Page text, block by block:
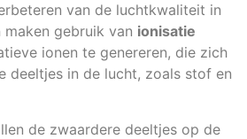
van de luchtkwaliteit in
maken gebruik van ionisatie
ionen te genereren, die zich
deeltjes in de lucht, zoals stof en
de zwaardere deeltjes op de